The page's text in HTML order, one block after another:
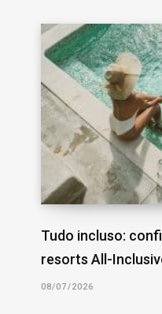
Tudo incluso:
resorts All-
08/07/2026